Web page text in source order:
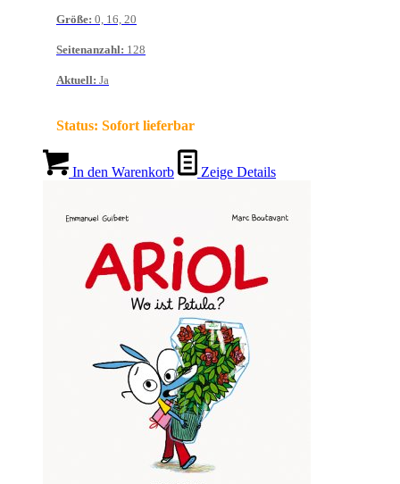
Größe: 0, 16, 20
Seitenanzahl: 128
Aktuell: Ja
Status: Sofort lieferbar
In den Warenkorb Zeige Details